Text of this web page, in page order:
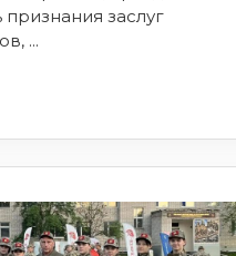
заслуг
...